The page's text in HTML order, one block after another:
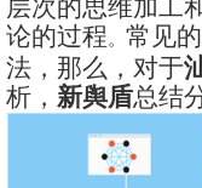
层次的思维加工
论的过程。 常见
法，那么，对于
析， 新舆盾总结